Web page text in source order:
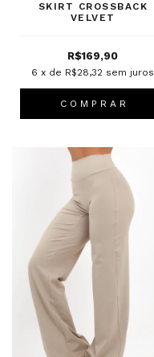
SKIRT CROSSBACK
VELVET
R$169,90
6 x de R$28,32 sem juros
C O M P R A R